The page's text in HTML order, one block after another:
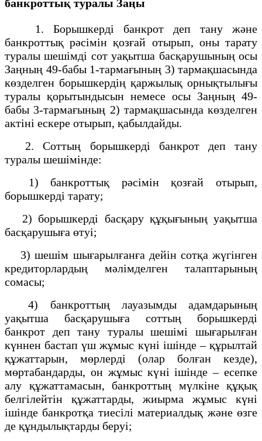
банкроттық туралы Заңы
1. Борышкерді банкрот деп тану және
банкроттық рәсімін қозғай отырып, оны тарату
туралы шешімді сот уақытша басқарушының осы
Заңның 49-бабы 1-тармағының 3) тармақшасында
көзделген борышкердің қаржылық орнықтылығы
туралы қорытындысын немесе осы Заңның 49-
бабы 3-тармағының 2) тармақшасында көзделген
актіні ескере отырып, қабылдайды.
2. Соттың борышкерді банкрот деп тану
туралы шешімінде:
1) банкроттық рәсімін қозғай отырып,
борышкерді тарату;
2) борышкерді басқару құқығының уақытша
басқарушыға өтуі;
3) шешім шығарылғанға дейін сотқа жүгінген
кредиторлардың мәлімделген талаптарының
сомасы;
4) банкроттың лауазымды адамдарының
уақытша басқарушыға соттың борышкерді
банкрот деп тану туралы шешімі шығарылған
күннен бастап үш жұмыс күні ішінде – құрылтай
құжаттарын, мөрлерді (олар болған кезде),
мөртабандарды, он жұмыс күні ішінде – есепке
алу құжаттамасын, банкроттың мүлкіне құқық
белгілейтін құжаттарды, жиырма жұмыс күні
ішінде банкротқа тиесілі материалдық және өзге
де құндылықтарды беруі;